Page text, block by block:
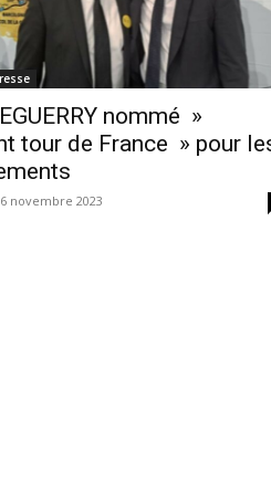
nommé »
tour de France » pour
6 novembre 2023